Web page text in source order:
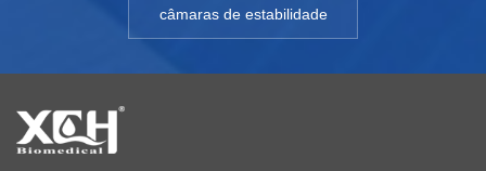
câmaras de estabilidade